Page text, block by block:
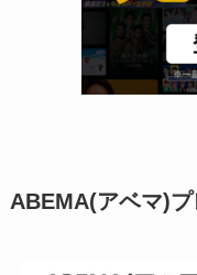
ABEMA(アベマ)